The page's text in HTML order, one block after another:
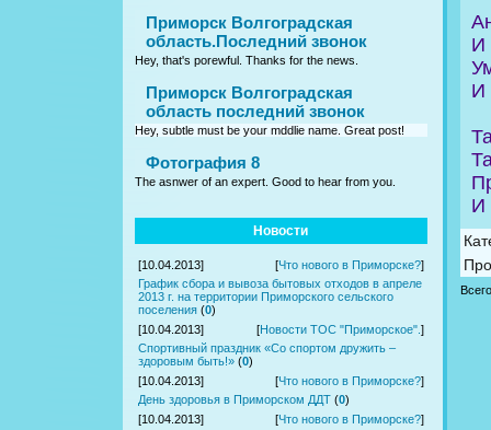
Приморск Волгоградская
область.Последний звонок
Hey, that's porewful. Thanks for the news.
Приморск Волгоградская
область последний звонок
Hey, subtle must be your mddlie name. Great post!
Фотография 8
The asnwer of an expert. Good to hear from you.
Новости
[10.04.2013] [Что нового в Приморске?]
График сбора и вывоза бытовых отходов в апреле
2013 г. на территории Приморского сельского
поселения (0)
[10.04.2013]
[Новости ТОС "Приморское". ]
Спортивный праздник «Со спортом дружить –
здоровым быть!» (0)
[10.04.2013]
[Что нового в Приморске?]
День здоровья в Приморском ДДТ (0)
[10.04.2013]
[Что нового в Приморске?]
И
И
И